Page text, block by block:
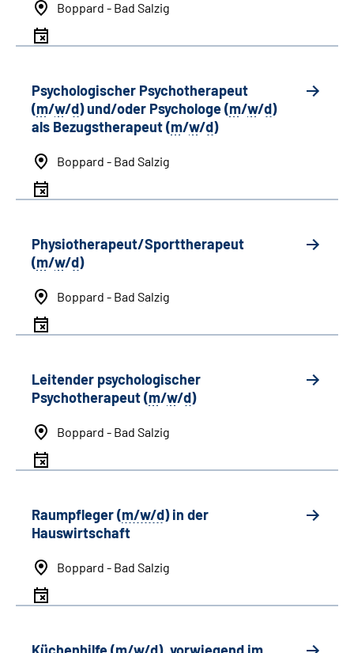
Boppard - Bad Salzig
Psychologischer Psychotherapeut
(m/w/d) und/oder Psychologe (m/w/d)
als Bezugstherapeut (m/w/d)
Boppard - Bad Salzig
Physiotherapeut/Sporttherapeut
(m/w/d)
Boppard - Bad Salzig
Leitender psychologischer
Psychotherapeut (m/w/d)
Boppard - Bad Salzig
Raumpfleger (m/w/d) in der
Hauswirtschaft
Boppard - Bad Salzig